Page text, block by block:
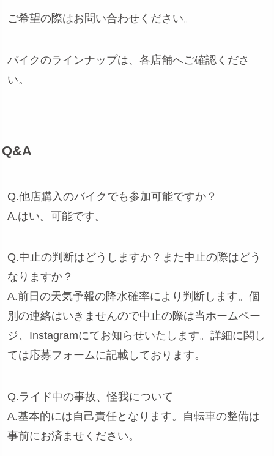
ご希望の際はお問い合わせください。
バイクのラインナップは、各店舗へご確認くださ
い。
Q&A
Q.他店購入のバイクでも参加可能ですか？
A.はい。可能です。
Q.中止の判断はどうしますか？また中止の際はどう
なりますか？
A.前日の天気予報の降水確率により判断します。個
別の連絡はいきませんので中止の際は当ホームペー
ジ、Instagramにてお知らせいたします。詳細に関し
ては応募フォームに記載しております。
Q.ライド中の事故、怪我について
A.基本的には自己責任となります。自転車の整備は
事前にお済ませください。